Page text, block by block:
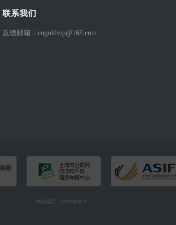
联系我们
反馈邮箱：cngoldvip@163.com
举报电话: 13816368049